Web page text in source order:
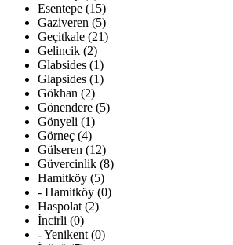
Esentepe (15)
Gaziveren (5)
Geçitkale (21)
Gelincik (2)
Glabsides (1)
Glapsides (1)
Gökhan (2)
Gönendere (5)
Gönyeli (1)
Görneç (4)
Gülseren (12)
Güvercinlik (8)
Hamitköy (5)
- Hamitköy (0)
Haspolat (2)
İncirli (0)
- Yenikent (0)